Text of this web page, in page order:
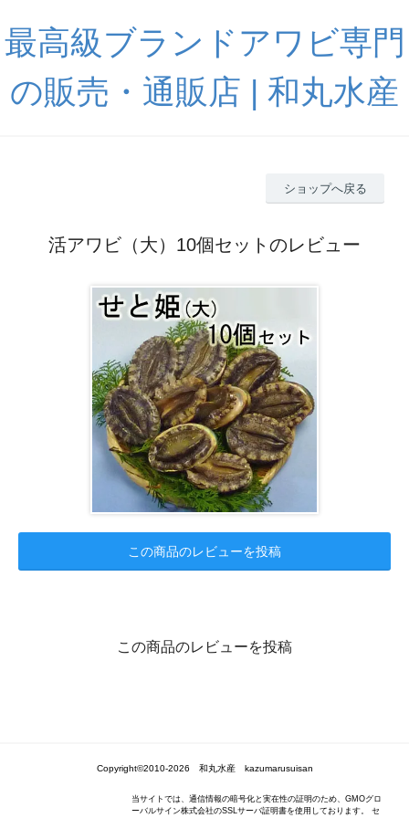
最高級ブランドアワビ専門
の販売・通販店 | 和丸水産
ショップへ戻る
活アワビ（大）10個セットのレビュー
この商品のレビューを投稿
この商品のレビューを投稿
Copyright©2010-2026 和丸水産 kazumarusuisan
当サイトでは、通信情報の暗号化と実在性の証明のため、GMOグロ
ーバルサイン株式会社のSSLサーバ証明書を使用しております。 セ